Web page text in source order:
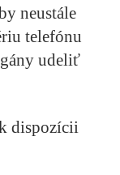
neustále
telefónu
udeliť
dispozícii